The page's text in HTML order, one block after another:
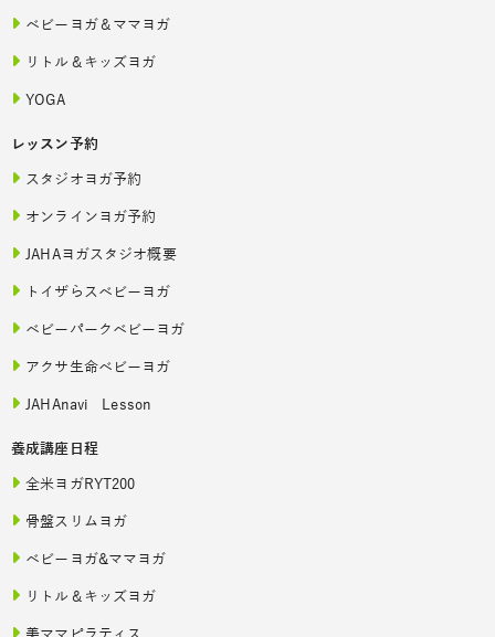
ベビーヨガ＆ママヨガ
リトル＆キッズヨガ
YOGA
レッスン予約
スタジオヨガ予約
オンラインヨガ予約
JAHAヨガスタジオ概要
トイザらスベビーヨガ
ベビーパークベビーヨガ
アクサ生命ベビーヨガ
JAHAnavi Lesson
養成講座日程
全米ヨガRYT200
骨盤スリムヨガ
ベビーヨガ&ママヨガ
リトル＆キッズヨガ